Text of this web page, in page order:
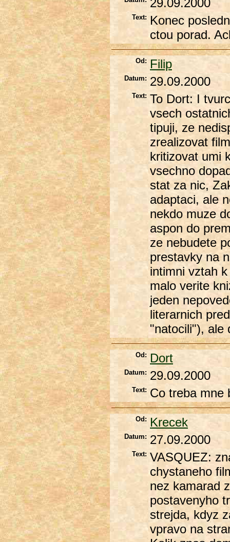
29.09.2000
Text: Konec
ctou porad.
Od: Filip
Datum: 29.09.2000
Text: To Dort: I
vsech
tipuji, ze
zrealizovat
kritizovat umi
vsechno
stat za nic,
adaptaci, ale
nekdo muze
aspon do
ze nebudete
prestavky na
intimni vztah
malo verite
jeden
literarnich
"natocili"), ale
Od: Dort
Datum: 29.09.2000
Text: Co treba mne
Od: Krecek
Datum: 27.09.2000
Text: VASQUEZ:
chystaneho
nez kamarad
postavenyho
strejda, kdyz
vpravo na